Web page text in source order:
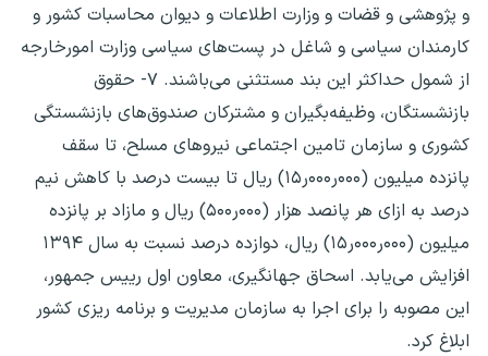
و پژوهشی و قضات و وزارت اطلاعات و دیوان محاسبات کشور و
کارمندان سیاسی و شاغل در پست‌های سیاسی وزارت امورخارجه
از شمول حداکثر این بند مستثنی می‌باشند. ۷- حقوق
بازنشستگان، وظیفه‌بگیران و مشترکان صندوق‌های بازنشستگی
کشوری و سازمان تامین اجتماعی نیروهای مسلح، تا سقف
پانزده میلیون (۰۰۰ر۰۰۰ر۱۵) ریال تا بیست ‌درصد با کاهش نیم
درصد به ازای هر پانصد هزار (۰۰۰ر۵۰۰) ریال و مازاد بر پانزده
میلیون (۰۰۰ر۰۰۰ر۱۵) ریال، دوازده درصد نسبت به سال ۱۳۹۴
افزایش می‌یابد. اسحاق جهانگیری، معاون اول رییس جمهور،
این مصوبه را برای اجرا به سازمان مدیریت و برنامه ریزی کشور
ابلاغ کرد.